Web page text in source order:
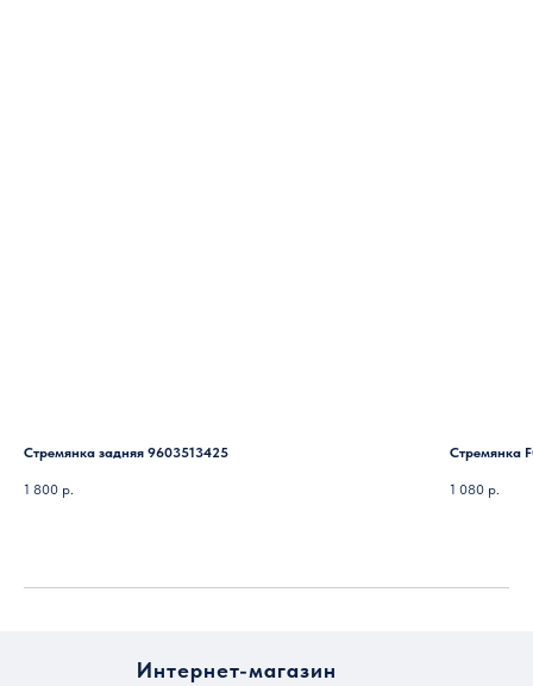
Стремянка задняя 9603513425
1 800 р.
Стремянка
1 080 р.
Интернет-магазин